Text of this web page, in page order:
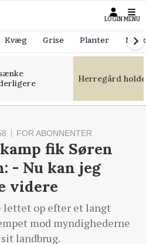
LOGIN MENU
Kvæg Grise Planter
Herregård
FOR ABONNENTER
fik Søren
- Nu kan jeg
videre
lettet op efter et langt
mod myndighederne
landbrug.